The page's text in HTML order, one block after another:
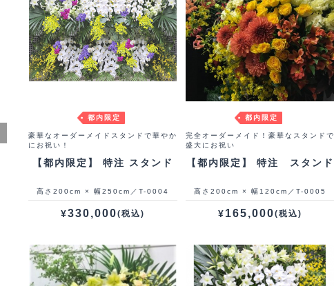
都内限定
豪華なオーダーメイドスタンドで華やか
にお祝い！
【都内限定】 特注 スタンド
高さ200cm × 幅250cm／T-0004
¥330,000(税込)
都内限定
完全オーダーメイド！豪華なスタンドで
盛大にお祝い
【都内限定】 特注 スタンド
高さ200cm × 幅120cm／T-0005
¥165,000(税込)